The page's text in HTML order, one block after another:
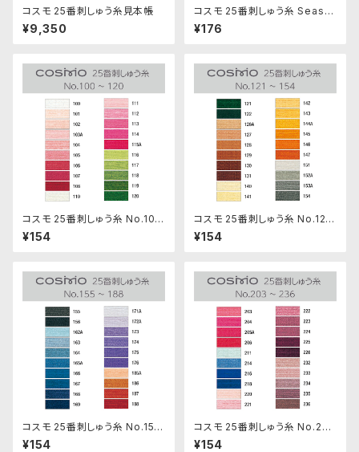
コスモ 25番刺しゅう糸見本帳
¥9,350
コスモ 25番刺しゅう糸 Seaso
ns No.8003「ほぼ白」多色グラ
デ
¥176
コスモ 25番刺しゅう糸 No.100
‾120
¥154
コスモ 25番刺しゅう糸 No.121‾
154
¥154
コスモ 25番刺しゅう糸 No.155‾
188
¥154
コスモ 25番刺しゅう糸 No.203
‾236
¥154